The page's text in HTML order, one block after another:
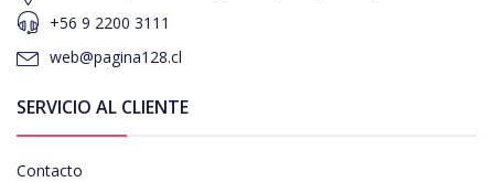
+56 9 2200 3111
web@pagina128.cl
SERVICIO AL CLIENTE
Contacto